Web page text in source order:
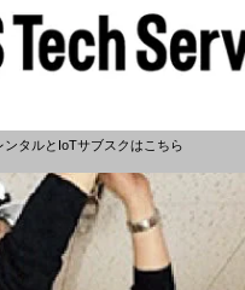
ンタルとIoTサブスクはこちら